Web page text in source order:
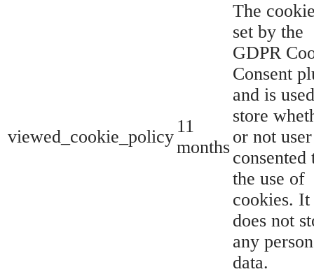
viewed_cookie_policy
11
months
The
set by the
GDPR
Consent
and is
store
or not
consented
the use of
cookies. It
does not
any
data.